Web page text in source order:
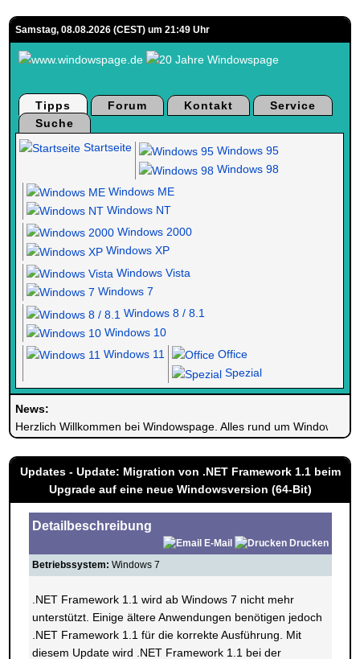
Samstag, 08.08.2026 (CEST) um 21:49 Uhr
Tipps Forum Kontakt
Service
Suche
Startseite
Windows 95
Windows 98
Windows ME
Windows NT
Windows 2000
Windows XP
Windows Vista
Windows 7
Windows 8 / 8.1
Windows 10
Windows 11
Office
Spezial
News:
Herzlich Willkommen bei Windowspage. Alles rund um Windows.
Updates - Update: Migration von .NET Framework 1.1 beim
Upgrade auf eine neue Windowsversion (64-Bit)
Detailbeschreibung
E-Mail
Drucken
Betriebssystem: Windows 7
.NET Framework 1.1 wird ab Windows 7 nicht mehr
unterstützt. Einige ältere Anwendungen benötigen jedoch
.NET Framework 1.1 für die korrekte Ausführung. Mit
diesem Update wird .NET Framework 1.1 bei der